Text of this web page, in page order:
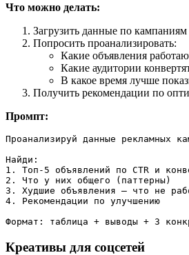
Что можно делать:
Загрузить данные по
Попросить проанализировать:
Какие объявления
Какие аудитории
В какое время лучше
Получить рекомендации по
Промпт:
Проанализируй данные рекламных
Найди:
1. Топ-5 объявлений по CTR и
2. Что у них общего (паттерны)
3. Худшие объявления — что не
4. Рекомендации по улучшению
Креативы для соцсетей